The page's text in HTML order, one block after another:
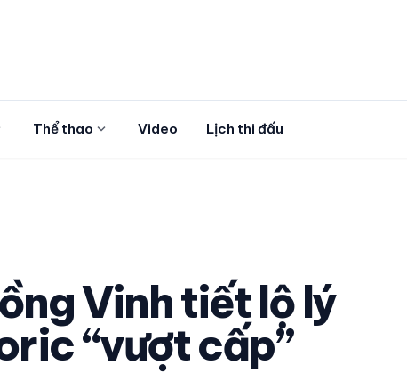
Thể thao expand_more Video Lịch thi đấu
Vinh tiết lộ lý
“vượt cấp”